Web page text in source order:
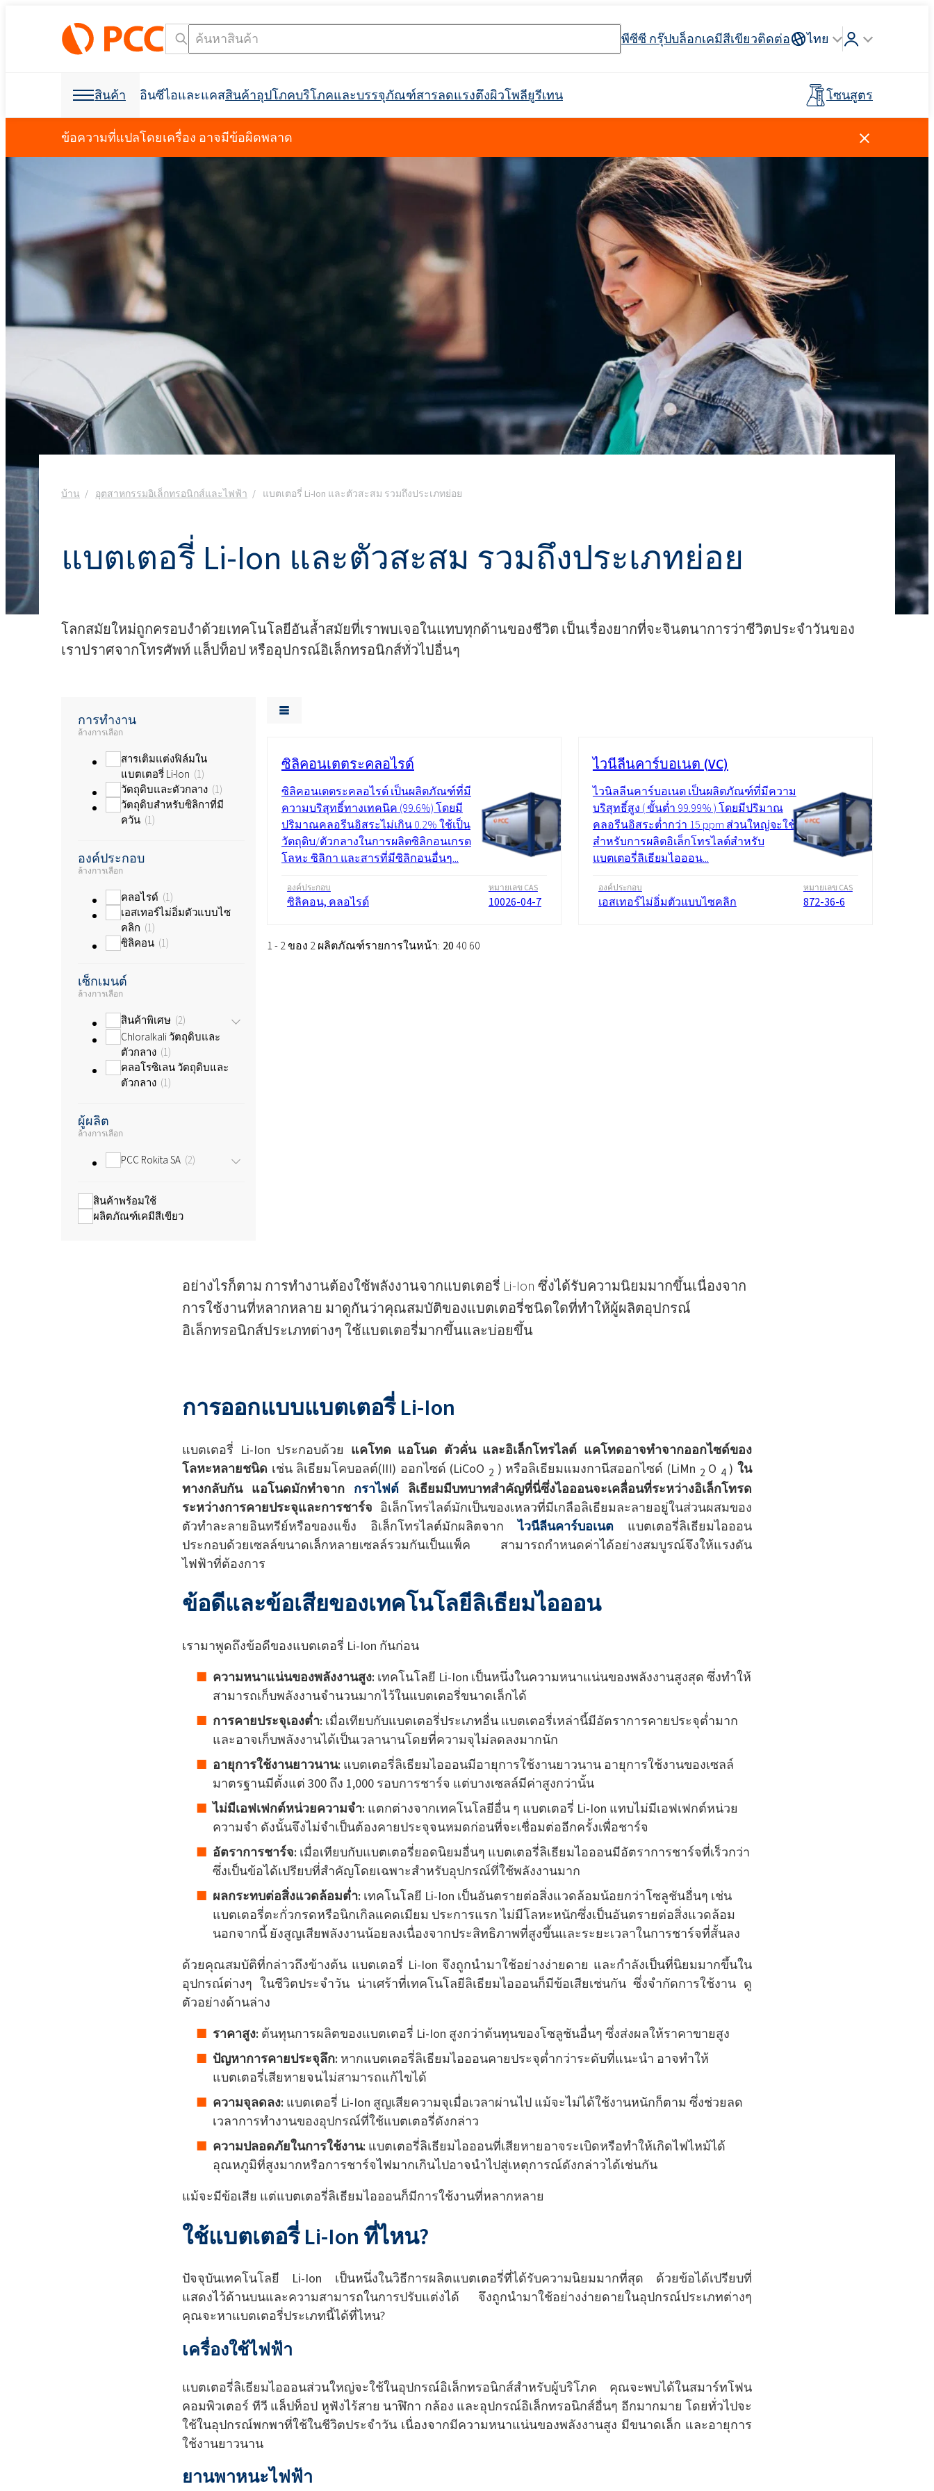
พีซีซี กรุ๊ปบล็อกเคมีสีเขียวติดต่อ ไทย
สินค้า
วัตถุดิบเคมี
การดูแลส่วนบุคคลและการดูแลบ้าน
การทำความสะอาดและการซักล้าง
การป้องกันอัคคีภัย
กาวและวัสดุยาแนว
น้ำมันหล่อลื่นและของเหลวสำหรับ
งานโลหะ
พลาสติกและยาง
ยา
สารเคลือบและหมึก
สิ่งทอและหนัง
สเปรย์ฉนวนกันความร้อน
อุตสาหกรรมอาหาร
อุตสาหกรรมอิเล็กทรอนิกส์และไฟฟ้า
อุตสาหกรรมเฟอร์นิเจอร์
เคมีเกษตร
เยื่อกระดาษและกระดาษ
วัตถุดิบเคมี
วัตถุดิบและตัวกลาง
คลอร์อัลคาไล
คลอรีน โซเดียมไฮโปคลอไรต์ กรดไฮโดรคลอริก
น้ำด่างโซดาไฟ กรดโมโนคลอโรอะซิติก
คลอโรไซเลน
ซิลิคอนเตตระคลอไรด์ เตตระเอทอกซีไซเลน
การดูแลผิวหน้า การดูแลผู้ชาย
น้ำหอม
สุขอนามัยที่ใกล้ชิด
เครื่องสำอางทำความสะอาด
การทำความสะอาดและดูแล
ไม้
แข็ง
ฉนวนท่อในท่อ ฉนวนสายไฟและสายเคเบิล
ท่อฉนวนสำเร็จรูป
พลาสเตอร์บอร์ดและสารเติม
แต่งยิปซั่ม
พุกเคมี ระบบฉนวน PU
ระบบสเปรย์ความร้อนและอะคู
สารเติมแต่งคอนกรีตและมอร์
ตาร์
โอซีเอฟ (โฟมส่วนประกอบ
เดียว)
ที่นั่ง พนักพิงศีรษะ ที่วางแขน รถบรรทุกห้องเย็น
แผงตัวถัง กันชน เรือนกระจก แอปพลิเคชั่นอื่นๆ
ROKAnol®LP3943 (แอลกอฮอล์, C12-15, เอ
ทอกซิเลตโพรพอกซิเลต)
ROKAnol®LP3135 (โพลีออกซีอัลคิลีนไกลคอ
ลอีเทอร์)
ROSULfan®E (โซเดียม 2-เอทิลเฮกซิล
ซัลเฟต)
ROKAnol®NL6 C9-11 ปาเรธ-8
ROKAnol®GA8 (แอลกอฮอล์ C10, เอทอกซิ
สารทำให้เกิดฟอง
กาวสำหรับพื้นผิวกีฬาและ
นันทนาการ
กาวเม็ดยาง กาวเสริมแรงมวลหิน
กาวและไพรเมอร์สำหรับแผง
แซนวิช
กาวโฟมรีบอนด์
ความสบายและการออกแบบ
ตามหลักสรีรศาสตร์
วัตถุดิบสำหรับเจลโพลียูรีเทน
แพ็คเกจเสริม
อุตสาหกรรมเชื้อเพลิง อุตสาหกรรมโลหการ
ยาง
Roflex T45 (สารพลาสติไซเซอร์และสาร
หน่วงการติดไฟ)
Rostabil TTDP-V (สารปรับเสถียรภาพ
กระบวนการเฉพาะทาง)
POLIkol 4000 เม็ด (PEG-90)
Roflex T70L (สารพลาสติไซเซอร์และสาร
หน่วงไฟ)
วัตถุดิบสำหรับการผลิต API
สีและสารเคลือบ
SULFOROKAnol® L430/1 - อิมัลซิไฟเออร์
ประจุลบ
EXOdis PC800 - สารกระจายตัวและสาร
ทำให้เปียกอเนกประสงค์
Crossin® ฮาร์ด 40
Ekoprodur®S0310/E Ekoprodur®S0330
Ekoprodur®S10-HP
สำหรับติดตั้งในอุตสาหกรรม
สารเติมแต่งสำหรับบรรจุภัณฑ์
เย็นและเครื่องใช้ในครัวเรือน
แบตเตอรี่ Li-Ion และตัวสะสม
รวมถึงประเภทย่อย
เฟอร์นิเจอร์ตกแต่ง
ไม้เทียม
ปุ๋ยทางใบ
สารเสริมฤทธิ์
ROKAcet R40 (PEG-40 Castor Oil) ROKAmer 2000
น้ำมันละหุ่ง PEG-26 น้ำมันละหุ่ง PEG-40
ตัวแทนล้างไขมัน
อินซีไอและแคส
เครื่องมือค้นหาชื่อ INCI เครื่องมือค้นหาหมายเลข CAS
สินค้าอุปโภคบริโภคและบรรจุภัณฑ์
สินค้าอุปโภคบริโภคและบรรจุภัณฑ์
น้ำยาทำความสะอาดห้องครัว
น้ำยาล้างห้องน้ำ น้ำยาล้างจานและโลชั่น
น้ำยาปรับผ้านุ่มและคอนเดนเสท สินค้าเอนกประสงค์ ผลิตภัณฑ์เครื่องล้างจาน
สารลดแรงตึงผิว
สารลดแรงตึงผิว
สารลดแรงตึงผิวที่ไม่ใช่ไอออนิก สารลดแรงตึงผิวประจุบวก
โพลียูรีเทน
โพลียูรีเทน
สารหน่วงไฟ พรีโพลีเมอร์
โซนสูตร
ข้อความที่แปลโดยเครื่อง อาจมีข้อผิดพลาด
บ้าน อุตสาหกรรมอิเล็กทรอนิกส์และไฟฟ้า แบตเตอรี่ Li-Ion และตัวสะสม รวมถึงประเภทย่อย
แบตเตอรี่ Li-Ion และตัวสะสม รวมถึงประเภทย่อย
โลกสมัยใหม่ถูกครอบงำด้วยเทคโนโลยีอันล้ำสมัยที่เราพบเจอในแทบทุกด้านของชีวิต เป็นเรื่องยากที่จะจินตนาการว่าชีวิตประจำวันของ
เราปราศจากโทรศัพท์ แล็ปท็อป หรืออุปกรณ์อิเล็กทรอนิกส์ทั่วไปอื่นๆ
การทำงาน
ล้างการเลือก
สารเติมแต่งฟิล์มใน
แบตเตอรี่ Li-Ion 1
วัตถุดิบและตัวกลาง 1
วัตถุดิบสำหรับซิลิกาที่มี
ควัน 1
องค์ประกอบ
ล้างการเลือก
คลอไรด์ 1
เอสเทอร์ไม่อิ่มตัวแบบไซ
คลิก 1
ซิลิคอน 1
เซ็กเมนต์
ล้างการเลือก
สินค้าพิเศษ 2
Chloralkali วัตถุดิบและ
ตัวกลาง 1
คลอโรซิเลน วัตถุดิบและ
ตัวกลาง 1
ผู้ผลิต
ล้างการเลือก
PCC Rokita SA 2
สินค้าพร้อมใช้
ผลิตภัณฑ์เคมีสีเขียว
ซิลิคอนเตตระคลอไรด์
ซิลิคอนเตตระคลอไรด์ เป็นผลิตภัณฑ์ที่มี
ความบริสุทธิ์ทางเทคนิค (99.6%) โดยมี
ปริมาณคลอรีนอิสระไม่เกิน 0.2% ใช้เป็น
วัตถุดิบ/ตัวกลางในการผลิตซิลิกอนเกรด
โลหะ ซิลิกา และสารที่มีซิลิกอนอื่นๆ...
องค์ประกอบ
ซิลิคอน, คลอไรด์
หมายเลข CAS
10026-04-7
ไวนีลีนคาร์บอเนต (VC)
ไวนิลลีนคาร์บอเนต เป็นผลิตภัณฑ์ที่มีความ
บริสุทธิ์สูง ( ขั้นต่ำ 99.99% ) โดยมีปริมาณ
คลอรีนอิสระต่ำกว่า 15 ppm ส่วนใหญ่จะใช้
สำหรับการผลิตอิเล็กโทรไลต์สำหรับ
แบตเตอรี่ลิเธียมไอออน...
องค์ประกอบ
เอสเทอร์ไม่อิ่มตัวแบบไซคลิก
หมายเลข CAS
872-36-6
1 - 2 ของ 2 ผลิตภัณฑ์รายการในหน้า: 2040 60
อย่างไรก็ตาม การทำงานต้องใช้พลังงานจากแบตเตอรี่ Li-Ion ซึ่งได้รับความนิยมมากขึ้นเนื่องจาก
การใช้งานที่หลากหลาย มาดูกันว่าคุณสมบัติของแบตเตอรี่ชนิดใดที่ทำให้ผู้ผลิตอุปกรณ์
อิเล็กทรอนิกส์ประเภทต่างๆ ใช้แบตเตอรี่มากขึ้นและบ่อยขึ้น
การออกแบบแบตเตอรี่ Li-Ion
แบตเตอรี่ Li-Ion ประกอบด้วย แคโทด แอโนด ตัวคั่น และอิเล็กโทรไลต์ แคโทดอาจทำจากออกไซด์ของ
โลหะหลายชนิด เช่น ลิเธียมโคบอลต์(III) ออกไซด์ (LiCoO 2 ) หรือลิเธียมแมงกานีสออกไซด์ (LiMn 2O 4)ใน
ทางกลับกัน แอโนดมักทำจาก กราไฟต์ ลิเธียมมีบทบาทสำคัญที่นี่ซึ่งไอออนจะเคลื่อนที่ระหว่างอิเล็กโทรด
ระหว่างการคายประจุและการชาร์จ อิเล็กโทรไลต์มักเป็นของเหลวที่มีเกลือลิเธียมละลายอยู่ในส่วนผสมของ
ตัวทำละลายอินทรีย์หรือของแข็ง อิเล็กโทรไลต์มักผลิตจากไวนีลีนคาร์บอเนต แบตเตอรี่ลิเธียมไอออน
ประกอบด้วยเซลล์ขนาดเล็กหลายเซลล์รวมกันเป็นแพ็ค สามารถกำหนดค่าได้อย่างสมบูรณ์จึงให้แรงดัน
ไฟฟ้าที่ต้องการ
ข้อดีและข้อเสียของเทคโนโลยีลิเธียมไอออน
เรามาพูดถึงข้อดีของแบตเตอรี่ Li-Ion กันก่อน
ความหนาแน่นของพลังงานสูง: เทคโนโลยี Li-Ion เป็นหนึ่งในความหนาแน่นของพลังงานสูงสุด ซึ่งทำให้
สามารถเก็บพลังงานจำนวนมากไว้ในแบตเตอรี่ขนาดเล็กได้
การคายประจุเองต่ำ: เมื่อเทียบกับแบตเตอรี่ประเภทอื่น แบตเตอรี่เหล่านี้มีอัตราการคายประจุต่ำมาก
และอาจเก็บพลังงานได้เป็นเวลานานโดยที่ความจุไม่ลดลงมากนัก
อายุการใช้งานยาวนาน: แบตเตอรี่ลิเธียมไอออนมีอายุการใช้งานยาวนาน อายุการใช้งานของเซลล์
มาตรฐานมีตั้งแต่ 300 ถึง 1,000 รอบการชาร์จ แต่บางเซลล์มีค่าสูงกว่านั้น
ไม่มีเอฟเฟกต์หน่วยความจำ: แตกต่างจากเทคโนโลยีอื่น ๆ แบตเตอรี่ Li-Ion แทบไม่มีเอฟเฟกต์หน่วย
ความจำ ดังนั้นจึงไม่จำเป็นต้องคายประจุจนหมดก่อนที่จะเชื่อมต่ออีกครั้งเพื่อชาร์จ
อัตราการชาร์จ: เมื่อเทียบกับแบตเตอรี่ยอดนิยมอื่นๆ แบตเตอรี่ลิเธียมไอออนมีอัตราการชาร์จที่เร็วกว่า
ซึ่งเป็นข้อได้เปรียบที่สำคัญโดยเฉพาะสำหรับอุปกรณ์ที่ใช้พลังงานมาก
ผลกระทบต่อสิ่งแวดล้อมต่ำ: เทคโนโลยี Li-Ion เป็นอันตรายต่อสิ่งแวดล้อมน้อยกว่าโซลูชันอื่นๆ เช่น
แบตเตอรี่ตะกั่วกรดหรือนิกเกิลแคดเมียม ประการแรก ไม่มีโลหะหนักซึ่งเป็นอันตรายต่อสิ่งแวดล้อม
นอกจากนี้ ยังสูญเสียพลังงานน้อยลงเนื่องจากประสิทธิภาพที่สูงขึ้นและระยะเวลาในการชาร์จที่สั้นลง
ด้วยคุณสมบัติที่กล่าวถึงข้างต้น แบตเตอรี่ Li-Ion จึงถูกนำมาใช้อย่างง่ายดาย และกำลังเป็นที่นิยมมากขึ้นใน
อุปกรณ์ต่างๆ ในชีวิตประจำวัน น่าเศร้าที่เทคโนโลยีลิเธียมไอออนก็มีข้อเสียเช่นกัน ซึ่งจำกัดการใช้งาน ดู
ตัวอย่างด้านล่าง
ราคาสูง: ต้นทุนการผลิตของแบตเตอรี่ Li-Ion สูงกว่าต้นทุนของโซลูชันอื่นๆ ซึ่งส่งผลให้ราคาขายสูง
ปัญหาการคายประจุลึก: หากแบตเตอรี่ลิเธียมไอออนคายประจุต่ำกว่าระดับที่แนะนำ อาจทำให้
แบตเตอรี่เสียหายจนไม่สามารถแก้ไขได้
ความจุลดลง: แบตเตอรี่ Li-Ion สูญเสียความจุเมื่อเวลาผ่านไป แม้จะไม่ได้ใช้งานหนักก็ตาม ซึ่งช่วยลด
เวลาการทำงานของอุปกรณ์ที่ใช้แบตเตอรี่ดังกล่าว
ความปลอดภัยในการใช้งาน: แบตเตอรี่ลิเธียมไอออนที่เสียหายอาจระเบิดหรือทำให้เกิดไฟไหม้ได้
อุณหภูมิที่สูงมากหรือการชาร์จไฟมากเกินไปอาจนำไปสู่เหตุการณ์ดังกล่าวได้เช่นกัน
แม้จะมีข้อเสีย แต่แบตเตอรี่ลิเธียมไอออนก็มีการใช้งานที่หลากหลาย
ใช้แบตเตอรี่ Li-Ion ที่ไหน?
ปัจจุบันเทคโนโลยี Li-Ion เป็นหนึ่งในวิธีการผลิตแบตเตอรี่ที่ได้รับความนิยมมากที่สุด ด้วยข้อได้เปรียบที่
แสดงไว้ด้านบนและความสามารถในการปรับแต่งได้ จึงถูกนำมาใช้อย่างง่ายดายในอุปกรณ์ประเภทต่างๆ
คุณจะหาแบตเตอรี่ประเภทนี้ได้ที่ไหน?
เครื่องใช้ไฟฟ้า
แบตเตอรี่ลิเธียมไอออนส่วนใหญ่จะใช้ในอุปกรณ์อิเล็กทรอนิกส์สำหรับผู้บริโภค คุณจะพบได้ในสมาร์ทโฟน
คอมพิวเตอร์ ทีวี แล็ปท็อป หูฟังไร้สาย นาฬิกา กล้อง และอุปกรณ์อิเล็กทรอนิกส์อื่นๆ อีกมากมาย โดยทั่วไปจะ
ใช้ในอุปกรณ์พกพาที่ใช้ในชีวิตประจำวัน เนื่องจากมีความหนาแน่นของพลังงานสูง มีขนาดเล็ก และอายุการ
ใช้งานยาวนาน
ยานพาหนะไฟฟ้า